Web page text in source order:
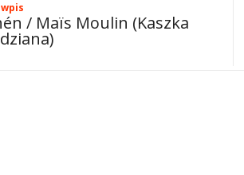
/ Maïs Moulin (Kaszka